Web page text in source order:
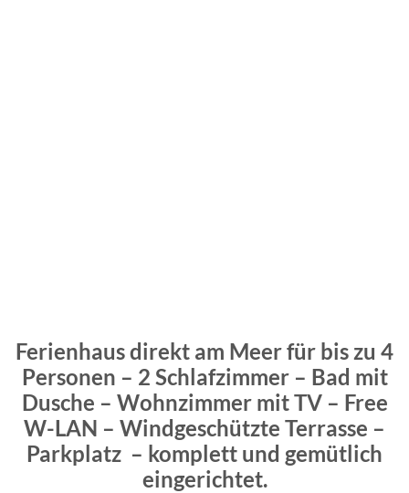
Ferienhaus direkt am Meer für bis zu 4
Personen – 2 Schlafzimmer – Bad mit
Dusche – Wohnzimmer mit TV – Free
W-LAN – Windgeschützte Terrasse –
Parkplatz – komplett und gemütlich
eingerichtet.